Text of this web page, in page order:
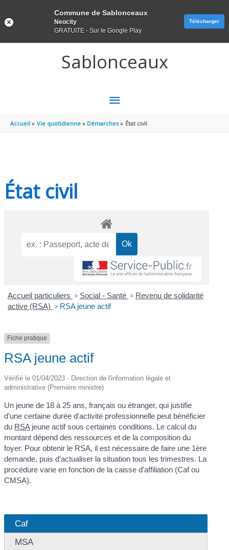
Sablonceaux
MENU
PRINCIPAL
Accueil Vie quotidienne Démarches État civil
État civil
Accueil particuliers > Social - Santé > Revenu de solidarité
active (RSA) > RSA jeune actif
Fiche pratique
RSA jeune actif
Vérifié le 01/04/2023 - Direction de l'information légale et
administrative (Première ministre)
Un jeune de 18 à 25 ans, français ou étranger, qui justifie
d'une certaine durée d'activité professionnelle peut bénéficier
du RSAjeune actif sous certaines conditions. Le calcul du
montant dépend des ressources et de la composition du
foyer. Pour obtenir le RSA, il est nécessaire de faire une 1ère
demande, puis d'actualiser la situation tous les trimestres. La
procédure varie en fonction de la caisse d'affiliation (Caf ou
CMSA).
Caf
MSA
Commune de Sablonceaux
Neocity
GRATUITE - Sur le Google Play
Télécharger